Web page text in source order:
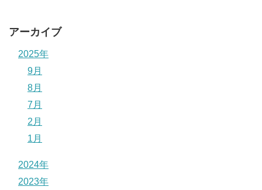
アーカイブ
2025年
9月
8月
7月
2月
1月
2024年
2023年